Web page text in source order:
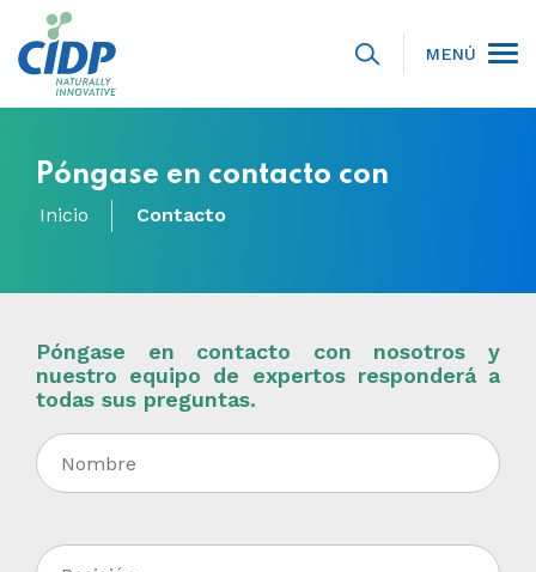
MENÚ
Póngase en contacto con
Inicio Contacto
Póngase en contacto con nosotros y
nuestro equipo de expertos responderá a
todas sus preguntas.